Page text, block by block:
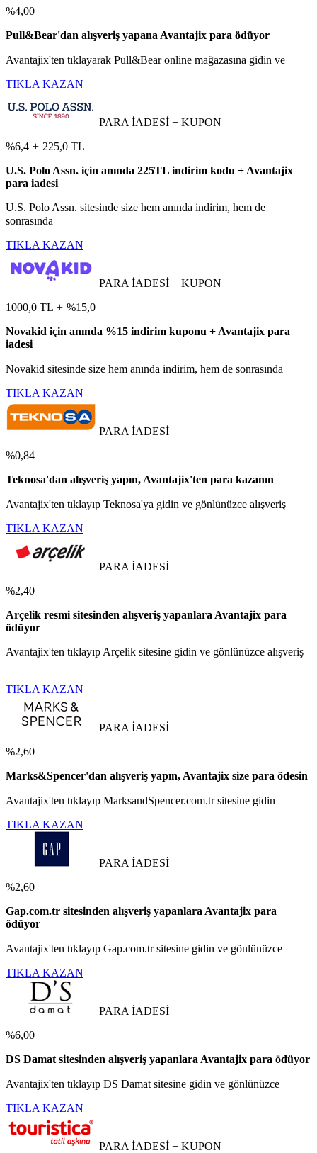
%4,00
Pull&Bear'dan alışveriş yapana Avantajix para ödüyor
Avantajix'ten tıklayarak Pull&Bear online mağazasına gidin ve
TIKLA KAZAN
PARA İADESİ + KUPON
%6,4 + 225,0 TL
U.S. Polo Assn. için anında 225TL indirim kodu + Avantajix
para iadesi
U.S. Polo Assn. sitesinde size hem anında indirim, hem de
sonrasında
TIKLA KAZAN
PARA İADESİ + KUPON
1000,0 TL + %15,0
Novakid için anında %15 indirim kuponu + Avantajix para
iadesi
Novakid sitesinde size hem anında indirim, hem de sonrasında
TIKLA KAZAN
PARA İADESİ
%0,84
Teknosa'dan alışveriş yapın, Avantajix'ten para kazanın
Avantajix'ten tıklayıp Teknosa'ya gidin ve gönlünüzce alışveriş
TIKLA KAZAN
PARA İADESİ
%2,40
Arçelik resmi sitesinden alışveriş yapanlara Avantajix para
ödüyor
Avantajix'ten tıklayıp Arçelik sitesine gidin ve gönlünüzce alışveriş
TIKLA KAZAN
PARA İADESİ
%2,60
Marks&Spencer'dan alışveriş yapın, Avantajix size para ödesin
Avantajix'ten tıklayıp MarksandSpencer.com.tr sitesine gidin
TIKLA KAZAN
PARA İADESİ
%2,60
Gap.com.tr sitesinden alışveriş yapanlara Avantajix para
ödüyor
Avantajix'ten tıklayıp Gap.com.tr sitesine gidin ve gönlünüzce
TIKLA KAZAN
PARA İADESİ
%6,00
DS Damat sitesinden alışveriş yapanlara Avantajix para ödüyor
Avantajix'ten tıklayıp DS Damat sitesine gidin ve gönlünüzce
TIKLA KAZAN
PARA İADESİ + KUPON